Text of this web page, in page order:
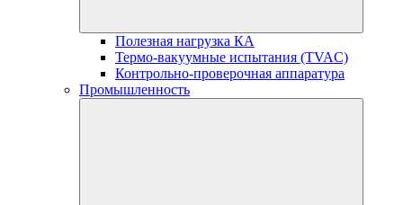
Полезная нагрузка КА
Термо-вакуумные испытания (TVAC)
Контрольно-проверочная аппаратура
Промышленность